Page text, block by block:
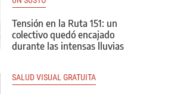
Tensión en la Ruta 151: un
colectivo quedó encajado
durante las intensas lluvias
SALUD VISUAL GRATUITA